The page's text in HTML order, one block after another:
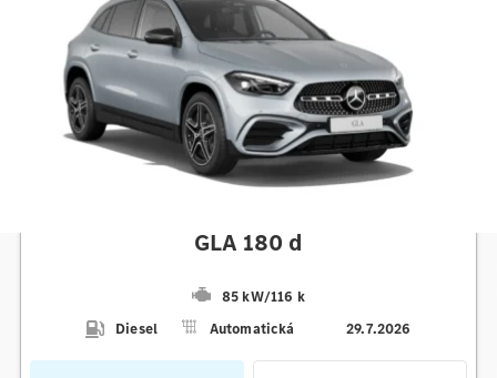
GLA 180 d
85 kW/116 k
Diesel
Automatická 29.7.2026